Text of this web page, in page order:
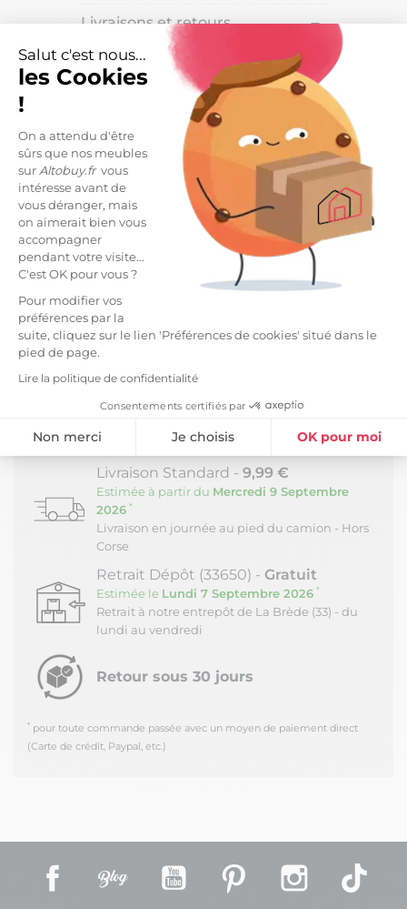
Salut c'est nous...
les Cookies
!
On a attendu d'être
sûrs que nos meubles
sur Altobuy.frvous
intéresse avant de
vous déranger, mais
on aimerait bien vous
accompagner
pendant votre visite...
C'est OK pour vous ?
Pour modifier vos
préférences par la
suite, cliquez sur le lien 'Préférences de cookies' situé dans le
pied de page.
Lire la politique de confidentialité
Consentements certifiés par
Non merci Je choisis OK pour moi
Plateforme de Gestion du Consentement : Personnalisez vos
Notre plateforme vous permet d'adapter et de gérer vos
Livraisons et retours arrow_drop_down
Chevet 1 tiroir en acacia finition teinté teck avec
plaquage cannage de la gamme Kesiah.
Grâce à son grain du bois unique et sa durabilité, le
bois d'acacia est idéal.
Sa teinte teck apporte une touche exotique et
sublime votre intérieur.
Caisson, portes et pieds en acacia. Façades en
acacia plaqué cannage.
Finition teinte couleur teck, vernis cellulosique.
Seuls les pieds sont à monter.
Dimensions : 45 x 35 x H50cm.
LIVRAISON ET RETOURS
Livraison Standard - 9,99 €
Estimée à partir du Mercredi 9 Septembre
2026 *
Livraison en journée au pied du camion - Hors
Corse
Retrait Dépôt (33650) - Gratuit
Estimée le Lundi 7 Septembre 2026 *
Retrait à notre entrepôt de La Brède (33) - du
lundi au vendredi
Retour sous 30 jours
* pour toute commande passée avec un moyen de paiement direct
(Carte de crédit, Paypal, etc.)
Facebook YouTube Pinterest Instagram